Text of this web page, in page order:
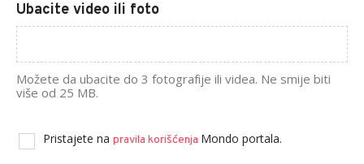
Ubacite video ili foto
Možete da ubacite do 3 fotografije ili videa. Ne smije biti
više od 25 MB.
Pristajete na pravila korišćenja Mondo portala.